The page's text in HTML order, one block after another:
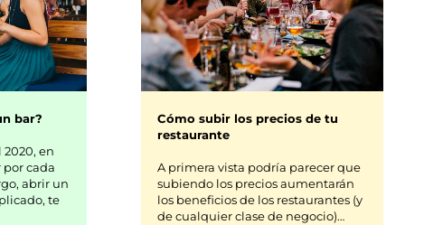
bar?
en
por cada
abrir un
te
Cómo subir los precios de tu
restaurante
A primera vista podría parecer que
subiendo los precios aumentarán
los beneficios de los restaurantes (y
de cualquier clase de negocio)…